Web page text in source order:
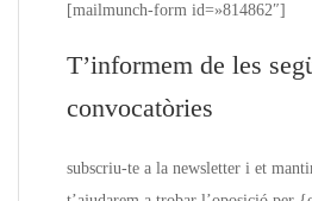
[mailmunch-form id=»814862″]
T’informem de les
convocatòries
subscriu-te a la newsletter i et